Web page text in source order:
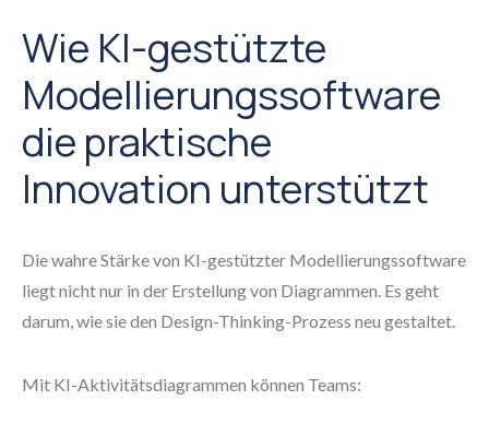
Wie KI-gestützte
Modellierungssoftware
die praktische
Innovation unterstützt
Die wahre Stärke von KI-gestützter Modellierungssoftware
liegt nicht nur in der Erstellung von Diagrammen. Es geht
darum, wie sie den Design-Thinking-Prozess neu gestaltet.
Mit KI-Aktivitätsdiagrammen können Teams: